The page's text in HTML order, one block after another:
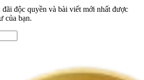
độc quyền và bài viết mới nhất được
của bạn.